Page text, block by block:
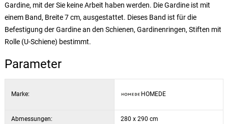
Gardine, mit der Sie keine Arbeit haben werden. Die Gardine ist mit
einem Band, Breite 7 cm, ausgestattet. Dieses Band ist für die
Befestigung der Gardine an den Schienen, Gardinenringen, Stiften mit
Rolle (U-Schiene) bestimmt.
Parameter
Marke: HOMEDE
Abmessungen: 280 x 290 cm